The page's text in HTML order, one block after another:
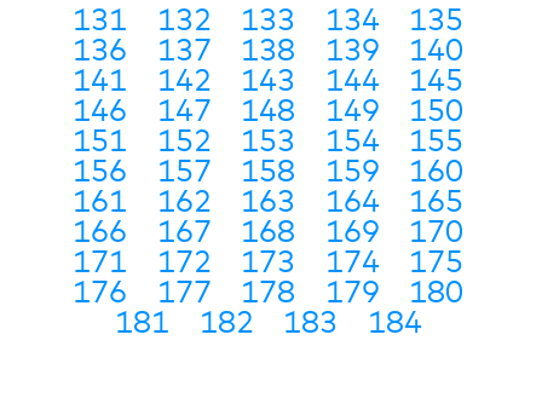
131
132 133 134
135
136
137 138 139
140
141
142 143 144
145
146
147 148 149
150
151
152 153 154
155
156
157 158 159
160
161
162 163 164
165
166
167 168 169
170
171
172 173 174
175
176
177 178 179
180
181
182 183 184